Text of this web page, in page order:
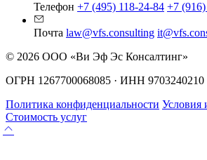
Телефон +7 (495) 118-24-84 +7
Почта law@vfs.consulting
© 2026 ООО «Ви Эф Эс Консалтинг»
ОГРН 1267700068085 · ИНН 9703240210
Политика конфиденциальности Условия
Стоимость услуг